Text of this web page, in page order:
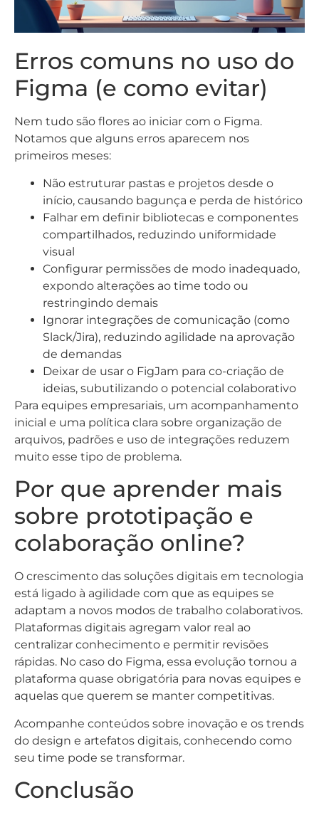
Erros comuns no uso do
Figma (e como evitar)
Nem tudo são flores ao iniciar com o Figma.
Notamos que alguns erros aparecem nos
primeiros meses:
Não estruturar pastas e projetos desde o
início, causando bagunça e perda de histórico
Falhar em definir bibliotecas e componentes
compartilhados, reduzindo uniformidade
visual
Configurar permissões de modo inadequado,
expondo alterações ao time todo ou
restringindo demais
Ignorar integrações de comunicação (como
Slack/Jira), reduzindo agilidade na aprovação
de demandas
Deixar de usar o FigJam para co-criação de
ideias, subutilizando o potencial colaborativo
Para equipes empresariais, um acompanhamento
inicial e uma política clara sobre organização de
arquivos, padrões e uso de integrações reduzem
muito esse tipo de problema.
Por que aprender mais
sobre prototipação e
colaboração online?
O crescimento das soluções digitais em tecnologia
está ligado à agilidade com que as equipes se
adaptam a novos modos de trabalho colaborativos.
Plataformas digitais agregam valor real ao
centralizar conhecimento e permitir revisões
rápidas. No caso do Figma, essa evolução tornou a
plataforma quase obrigatória para novas equipes e
aquelas que querem se manter competitivas.
Acompanhe conteúdos sobre inovação e os trends
do design e artefatos digitais, conhecendo como
seu time pode se transformar.
Conclusão